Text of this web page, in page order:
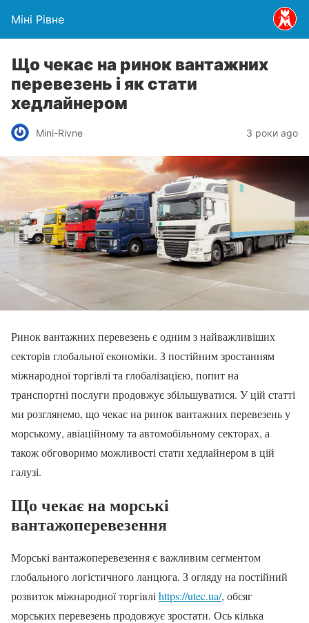
Міні Рівне
Що чекає на ринок вантажних
перевезень і як стати
хедлайнером
Mini-Rivne 3 роки ago
Ринок вантажних перевезень є одним з найважливіших
секторів глобальної економіки. З постійним зростанням
міжнародної торгівлі та глобалізацією, попит на
транспортні послуги продовжує збільшуватися. У цій статті
ми розглянемо, що чекає на ринок вантажних перевезень у
морському, авіаційному та автомобільному секторах, а
також обговоримо можливості стати хедлайнером в цій
галузі.
Що чекає на морські
вантажоперевезення
Морські вантажоперевезення є важливим сегментом
глобального логістичного ланцюга. З огляду на постійний
розвиток міжнародної торгівлі https://utec.ua/, обсяг
морських перевезень продовжує зростати. Ось кілька